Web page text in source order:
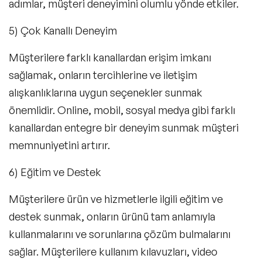
adımlar, müşteri deneyimini olumlu yönde etkiler.
5) Çok Kanallı Deneyim
Müşterilere farklı kanallardan erişim imkanı
sağlamak, onların tercihlerine ve iletişim
alışkanlıklarına uygun seçenekler sunmak
önemlidir. Online, mobil, sosyal medya gibi farklı
kanallardan entegre bir deneyim sunmak müşteri
memnuniyetini artırır.
6) Eğitim ve Destek
Müşterilere ürün ve hizmetlerle ilgili eğitim ve
destek sunmak, onların ürünü tam anlamıyla
kullanmalarını ve sorunlarına çözüm bulmalarını
sağlar. Müşterilere kullanım kılavuzları, video